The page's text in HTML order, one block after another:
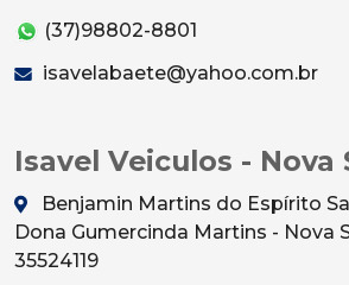
(37)98802-8801
isavelabaete@yahoo.com.br
Isavel Veiculos - Nova
Benjamin Martins do Espírito
Dona Gumercinda Martins - Nova
35524119